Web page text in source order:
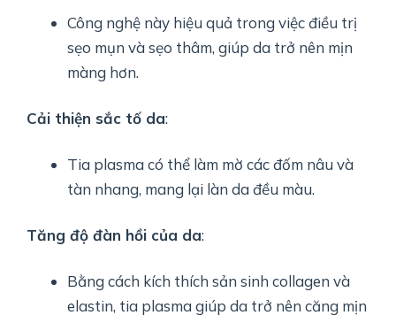
Công nghệ này hiệu quả trong việc điều trị
sẹo mụn và sẹo thâm, giúp da trở nên mịn
màng hơn.
Cải thiện sắc tố da:
Tia plasma có thể làm mờ các đốm nâu và
tàn nhang, mang lại làn da đều màu.
Tăng độ đàn hồi của da:
Bằng cách kích thích sản sinh collagen và
elastin, tia plasma giúp da trở nên căng mịn